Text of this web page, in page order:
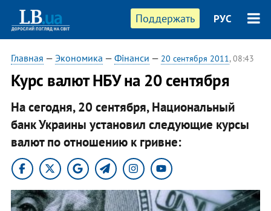
Поддержать РУС
Главная — Экономика — Фінанси — 20 сентября 2011, 08:43
Курс валют НБУ на 20 сентября
На сегодня, 20 сентября, Национальный
банк Украины установил следующие курсы
валют по отношению к гривне: